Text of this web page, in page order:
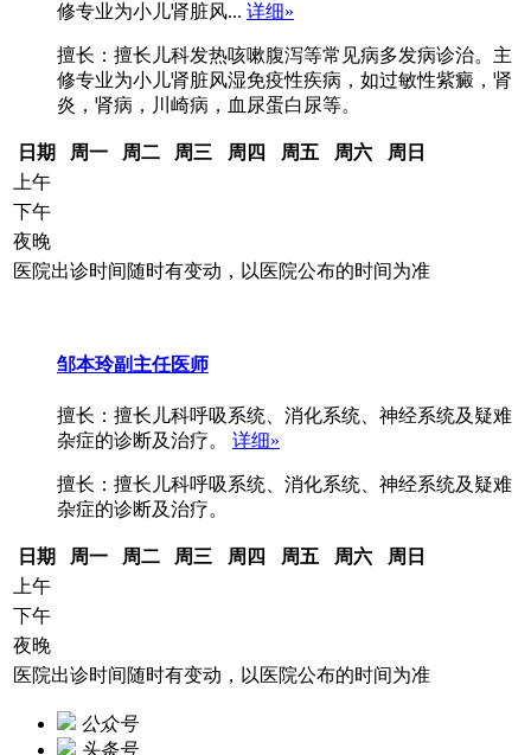
修专业为小儿肾脏风... 详细»
擅长：擅长儿科发热咳嗽腹泻等常见病多发病诊治。主
修专业为小儿肾脏风湿免疫性疾病，如过敏性紫癜，肾
炎，肾病，川崎病，血尿蛋白尿等。
日期 周一 周二 周三 周四 周五 周六
周日
上午
下午
夜晚
医院出诊时间随时有变动，以医院公布的时间为准
邹本玲副主任医师
擅长：擅长儿科呼吸系统、消化系统、神经系统及疑难
杂症的诊断及治疗。 详细»
擅长：擅长儿科呼吸系统、消化系统、神经系统及疑难
杂症的诊断及治疗。
日期 周一 周二 周三 周四 周五 周六
周日
上午
下午
夜晚
医院出诊时间随时有变动，以医院公布的时间为准
公众号
头条号